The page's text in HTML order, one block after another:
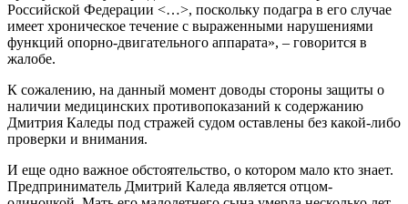
Российской Федерации <…>, поскольку подагра в его случае
имеет хроническое течение с выраженными нарушениями
функций опорно-двигательного аппарата», – говорится в
жалобе.
К сожалению, на данный момент доводы стороны защиты о
наличии медицинских противопоказаний к содержанию
Дмитрия Каледы под стражей судом оставлены без какой-либо
проверки и внимания.
И еще одно важное обстоятельство, о котором мало кто знает.
Предприниматель Дмитрий Каледа является отцом-